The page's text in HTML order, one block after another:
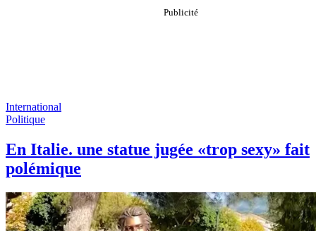
International
Politique
En Italie. une statue jugée «trop sexy» fait
polémique